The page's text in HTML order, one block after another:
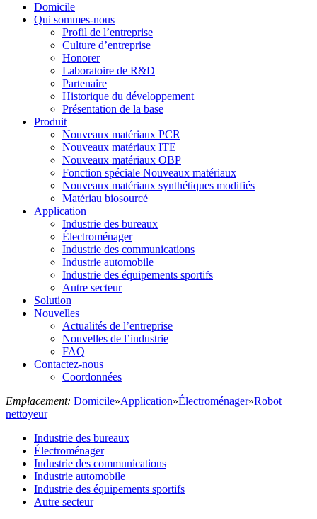
Domicile
Qui sommes-nous
Profil de l’entreprise
Culture d’entreprise
Honorer
Laboratoire de R&D
Partenaire
Historique du développement
Présentation de la base
Produit
Nouveaux matériaux PCR
Nouveaux matériaux ITE
Nouveaux matériaux OBP
Fonction spéciale Nouveaux matériaux
Nouveaux matériaux synthétiques modifiés
Matériau biosourcé
Application
Industrie des bureaux
Électroménager
Industrie des communications
Industrie automobile
Industrie des équipements sportifs
Autre secteur
Solution
Nouvelles
Actualités de l’entreprise
Nouvelles de l’industrie
FAQ
Contactez-nous
Coordonnées
Emplacement: Domicile»Application»Électroménager»Robot
nettoyeur
Industrie des bureaux
Électroménager
Industrie des communications
Industrie automobile
Industrie des équipements sportifs
Autre secteur